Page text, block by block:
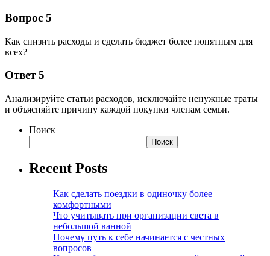
Вопрос 5
Как снизить расходы и сделать бюджет более понятным для
всех?
Ответ 5
Анализируйте статьи расходов, исключайте ненужные траты
и объясняйте причину каждой покупки членам семьи.
Поиск
Поиск
Recent Posts
Как сделать поездки в одиночку более
комфортными
Что учитывать при организации света в
небольшой ванной
Почему путь к себе начинается с честных
вопросов